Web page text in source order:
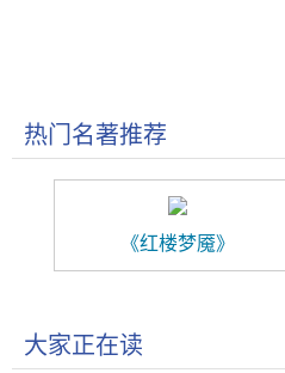
热门名著推荐
《红楼梦魇》
大家正在读